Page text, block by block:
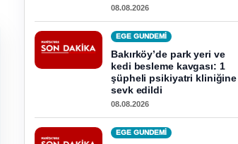
08.08.2026
EGE GUNDEMİ
Bakırköy’de park yeri ve
kedi besleme kavgası: 1
şüpheli psikiyatri kliniğine
sevk edildi
08.08.2026
EGE GUNDEMİ